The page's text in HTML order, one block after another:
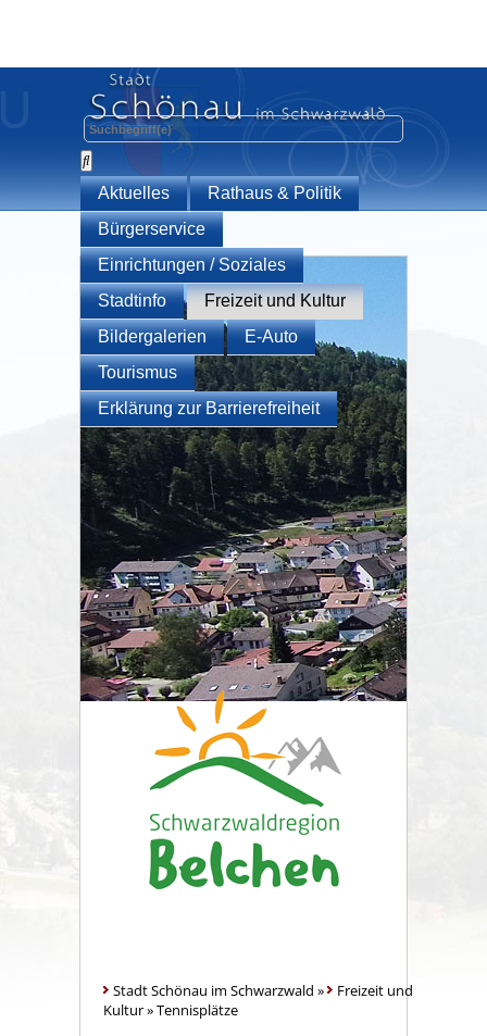
Aktuelles
Rathaus & Politik
Bürgerservice
Einrichtungen / Soziales
Stadtinfo
Freizeit und Kultur
Bildergalerien
E-Auto
Tourismus
Erklärung zur Barrierefreiheit
Stadt Schönau im Schwarzwald »
Freizeit und
Kultur»Tennisplätze